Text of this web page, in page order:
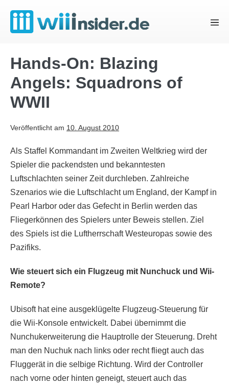
Inhalt
springen
Hands-On: Blazing
Angels: Squadrons of
WWII
Veröffentlicht am 10. August 2010
Als Staffel Kommandant im Zweiten Weltkrieg wird der
Spieler die packendsten und bekanntesten
Luftschlachten seiner Zeit durchleben. Zahlreiche
Szenarios wie die Luftschlacht um England, der Kampf in
Pearl Harbor oder das Gefecht in Berlin werden das
Fliegerkönnen des Spielers unter Beweis stellen. Ziel
des Spiels ist die Luftherrschaft Westeuropas sowie des
Pazifiks.
Wie steuert sich ein Flugzeug mit Nunchuck und Wii-
Remote?
Ubisoft hat eine ausgeklügelte Flugzeug-Steuerung für
die Wii-Konsole entwickelt. Dabei übernimmt die
Nunchukerweiterung die Hauptrolle der Steuerung. Dreht
man den Nuchuk nach links oder recht fliegt auch das
Fluggerät in die selbige Richtung. Wird der Controller
nach vorne oder hinten geneigt, steuert auch das